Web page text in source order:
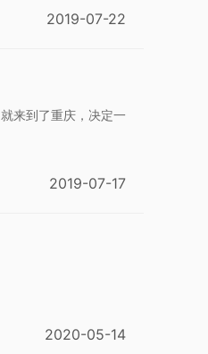
2019-07-22
来到了重庆，决定一
2019-07-17
2020-05-14